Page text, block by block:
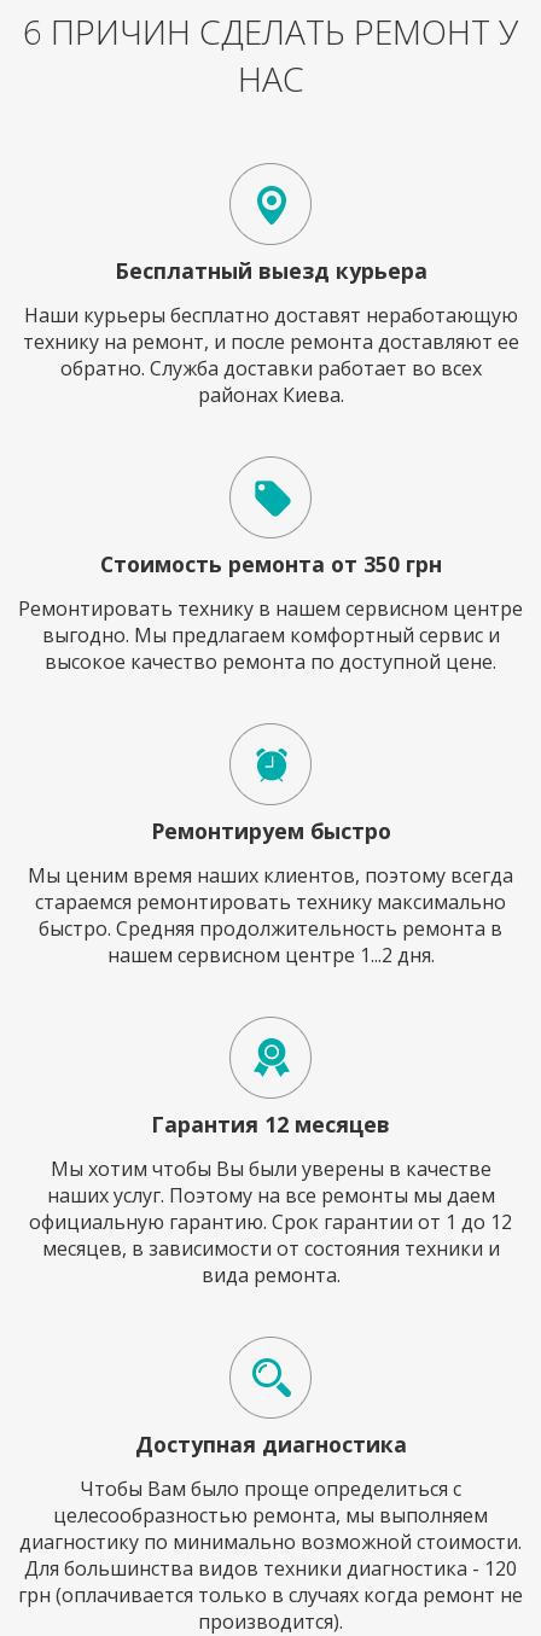
6 ПРИЧИН СДЕЛАТЬ РЕМОНТ У
НАС
Бесплатный выезд курьера
Наши курьеры бесплатно доставят неработающую
технику на ремонт, и после ремонта доставляют ее
обратно. Служба доставки работает во всех
районах Киева.
Стоимость ремонта от 350 грн
Ремонтировать технику в нашем сервисном центре
выгодно. Мы предлагаем комфортный сервис и
высокое качество ремонта по доступной цене.
Ремонтируем быстро
Мы ценим время наших клиентов, поэтому всегда
стараемся ремонтировать технику максимально
быстро. Средняя продолжительность ремонта в
нашем сервисном центре 1...2 дня.
Гарантия 12 месяцев
Мы хотим чтобы Вы были уверены в качестве
наших услуг. Поэтому на все ремонты мы даем
официальную гарантию. Срок гарантии от 1 до 12
месяцев, в зависимости от состояния техники и
вида ремонта.
Доступная диагностика
Чтобы Вам было проще определиться с
целесообразностью ремонта, мы выполняем
диагностику по минимально возможной стоимости.
Для большинства видов техники диагностика - 120
грн (оплачивается только в случаях когда ремонт не
производится).